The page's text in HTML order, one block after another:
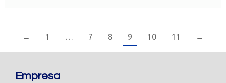
← 1 … 7 8 9 10 11 →
Empresa